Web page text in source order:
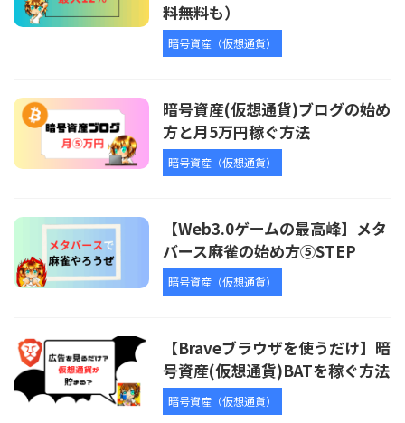
料無料も）
暗号資産（仮想通貨）
暗号資産(仮想通貨)ブログの始め
方と月5万円稼ぐ方法
暗号資産（仮想通貨）
【Web3.0ゲームの最高峰】メタ
バース麻雀の始め方⑤STEP
暗号資産（仮想通貨）
【Braveブラウザを使うだけ】暗
号資産(仮想通貨)BATを稼ぐ方法
暗号資産（仮想通貨）